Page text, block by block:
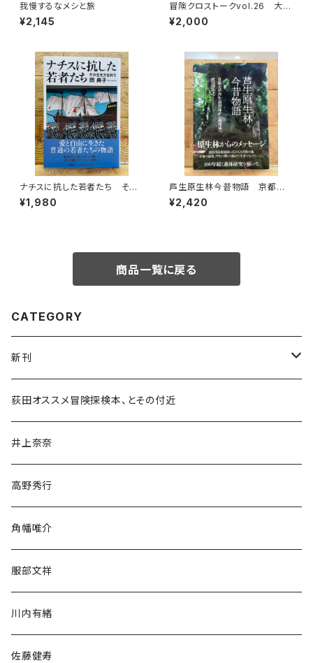
我慢するなメシと旅
¥2,145
冒険クロストークvol.26 大石
明弘「山に登るのは 宿命か、情
熱か、それとも…」録画視聴権
¥2,000
ナチスに抗した若者たち その
生き方を問う
¥1,980
芦生原生林今昔物語 京都大
学芦生演習林から研究林へ
¥2,420
商品一覧に戻る
CATEGORY
新刊
和書
文学・小説・物語
随筆・ノンフィクション・その他
荻田オススメ冒険探検本、とその付近
井上奈奈
高野秀行
角幡唯介
服部文祥
川内有緒
佐藤健寿